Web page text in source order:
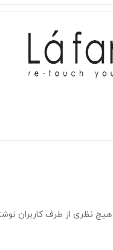
هیچ نظری از طرف کاربران